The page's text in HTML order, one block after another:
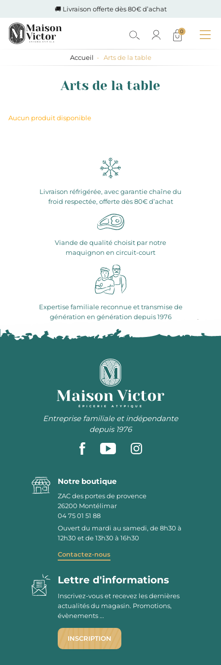
🚚 Livraison offerte dès 80€ d’achat
0
Accueil Arts de la table
Arts de la table
Aucun produit disponible
Livraison réfrigérée, avec garantie chaîne du
froid respectée, offerte dès 80€ d’achat
Viande de qualité choisit par notre
maquignon en circuit-court
Expertise familiale reconnue et transmise de
génération en génération depuis 1976
ÉPICERIE ATYPIQUE
Entreprise familiale et indépendante
depuis 1976
Notre boutique
ZAC des portes de provence
26200 Montélimar
04 75 01 51 88
Ouvert du mardi au samedi, de 8h30 à
12h30 et de 13h30 à 16h30
Contactez-nous
Lettre d'informations
Inscrivez-vous et recevez les dernières
actualités du magasin. Promotions,
évènements ...
INSCRIPTION